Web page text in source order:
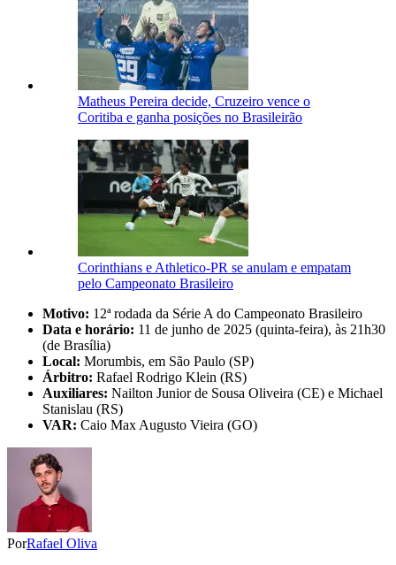
Matheus Pereira decide, Cruzeiro vence o
Coritiba e ganha posições no Brasileirão
Corinthians e Athletico-PR se anulam e empatam
pelo Campeonato Brasileiro
Motivo: 12ª rodada da Série A do Campeonato Brasileiro
Data e horário: 11 de junho de 2025 (quinta-feira), às 21h30
(de Brasília)
Local: Morumbis, em São Paulo (SP)
Árbitro: Rafael Rodrigo Klein (RS)
Auxiliares: Nailton Junior de Sousa Oliveira (CE) e Michael
Stanislau (RS)
VAR: Caio Max Augusto Vieira (GO)
PorRafael Oliva